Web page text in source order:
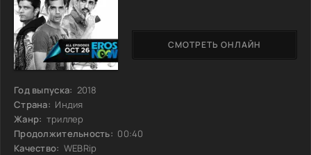
Год выпуска: 2018
Страна: Индия
Жанр: триллер
Продолжительность: 00:40
Качество: WEBRip
СМОТРЕТЬ ОНЛАЙН